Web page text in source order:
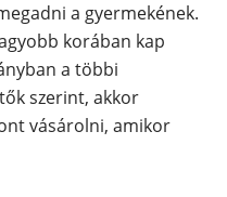
a gyermekének.
korában kap
a többi
szerint, akkor
vásárolni, amikor